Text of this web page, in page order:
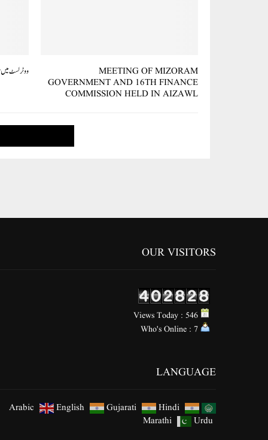
MEETING OF MIZORAM
GOVERNMENT AND 16TH FINANCE
COMMISSION HELD IN AIZAWL
ووٹر لسٹ
OUR VISITORS
LANGUAGE
Arabic English Gujarati
Hindi
Marathi
Urdu